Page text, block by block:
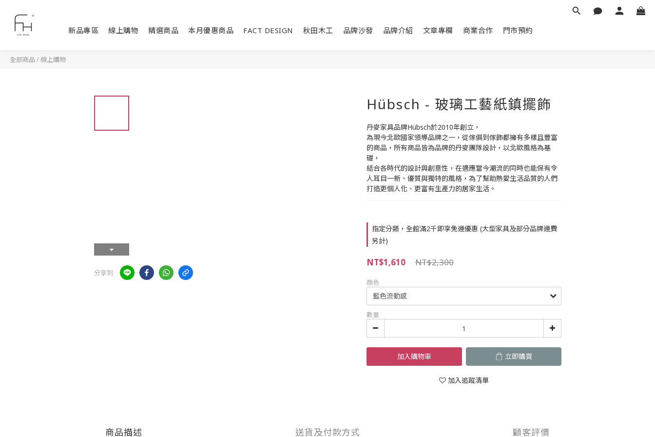
新品專區 線上購物 精選商品 本月優惠商品 FACT DESIGN 秋田木工 品牌沙發 品牌介紹 文章專欄 商業合作 門市預約
全部商品 / 線上購物
分享到
Hübsch - 玻璃工藝紙鎮擺飾
丹麥家具品牌Hübsch於2010年創立，
為現今北歐國家領導品牌之一，從傢俱到傢飾都擁有多樣且豐富
的商品，所有商品皆為品牌的丹麥團隊設計，以北歐風格為基
礎，
結合各時代的設計與創意性，在適應當今潮流的同時也能保有令
人耳目一新、優質與獨特的風格，為了幫助熱愛生活品質的人們
打造更個人化、更富有生產力的居家生活。
指定分類，全館滿2千即享免運優惠 (大型家具及部分品牌運費
另計)
NT$2,300
NT$1,610
顏色
數量
加入購物車 立即購買
加入追蹤清單
商品描述 送貨及付款方式 顧客評價